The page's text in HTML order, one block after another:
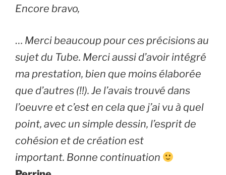
Encore bravo,
… Merci beaucoup pour ces précisions au
sujet du Tube. Merci aussi d’avoir intégré
ma prestation, bien que moins élaborée
que d’autres (!!). Je l’avais trouvé dans
l’oeuvre et c’est en cela que j’ai vu à quel
point, avec un simple dessin, l’esprit de
cohésion et de création est
important. Bonne continuation